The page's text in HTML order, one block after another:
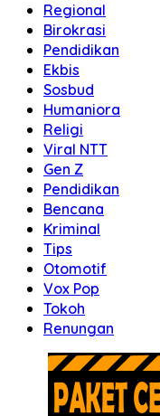
Regional
Birokrasi
Pendidikan
Ekbis
Sosbud
Humaniora
Religi
Viral NTT
Gen Z
Pendidikan
Bencana
Kriminal
Tips
Otomotif
Vox Pop
Tokoh
Renungan